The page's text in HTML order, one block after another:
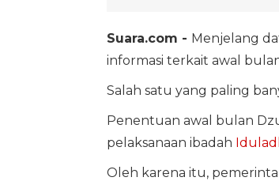
Suara.com - Menjelang
informasi terkait awal
Salah satu yang paling
Penentuan awal bulan
pelaksanaan ibadah
Oleh karena itu,